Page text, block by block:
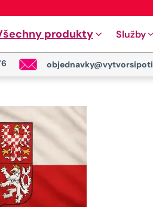
produkty Služby